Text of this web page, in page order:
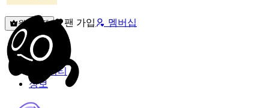
원픽선택 팬 가입 멤버십
밐타운
피드
커뮤니티
정보